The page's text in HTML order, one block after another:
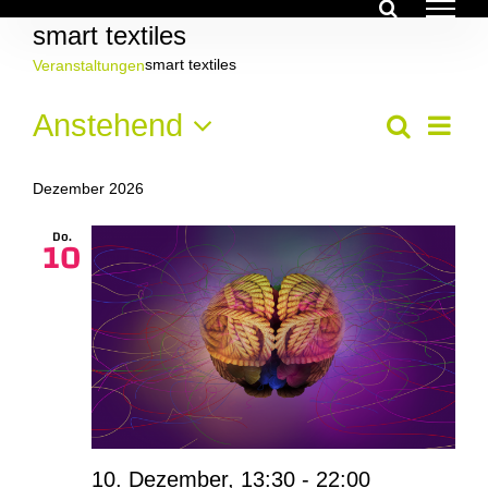
Inhalt
springen
smart textiles
Veranstaltungensmart textiles
Veranstaltungen
und
Suche
Liste
Anstehend
wählen.
Dezember 2026
Do.
10
10. Dezember, 13:30 - 22:00